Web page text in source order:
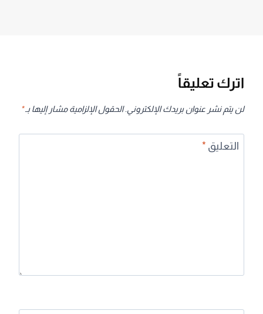
اترك تعليقاً
لن يتم نشر عنوان بريدك الإلكتروني. الحقول الإلزامية مشار إليها بـ*
التعليق *